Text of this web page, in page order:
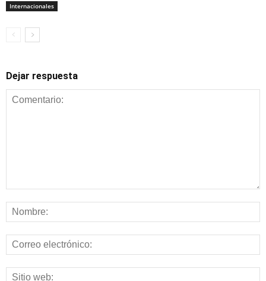
Internacionales
Dejar respuesta